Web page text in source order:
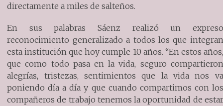
directamente a miles de salteños.
En sus palabras Sáenz realizó un expreso
reconocimiento generalizado a todos los que integran
esta institución que hoy cumple 10 años. “En estos años,
que como todo pasa en la vida, seguro compartieron
alegrías, tristezas, sentimientos que la vida nos va
poniendo día a día y que cuando compartimos con los
compañeros de trabajo tenemos la oportunidad de estar